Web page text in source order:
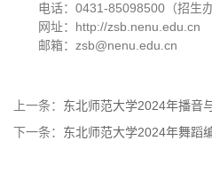
电话：0431-85098500（招生
网址：http://zsb.nenu.edu.cn
邮箱：zsb@nenu.edu.cn
上一条： 东北师范大学2024年播音
下一条： 东北师范大学2024年舞蹈